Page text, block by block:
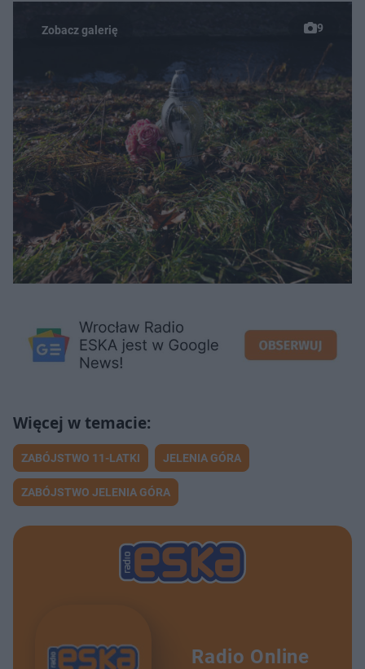
9
ZABÓJSTWO 11-LATKI JELENIA GÓRA
ZABÓJSTWO JELENIA GÓRA
Radio Online